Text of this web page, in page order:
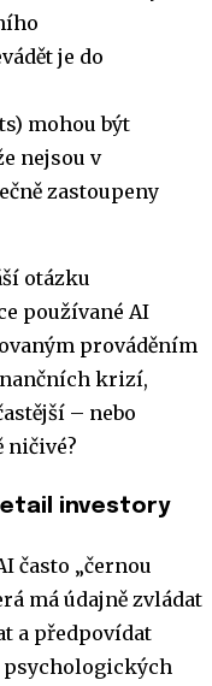
je do
mohou být
nejsou v
zastoupeny
otázku
používané AI
prováděním
krizí,
– nebo
ničivé?
investory
často „černou
má údajně zvládat
a předpovídat